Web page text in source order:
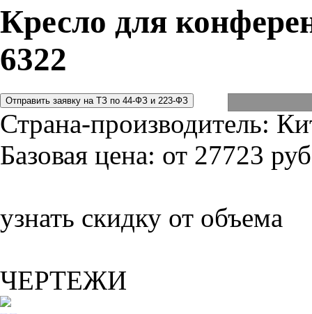
Кресло для
6322
Страна-производитель:
Базовая цена: от 27723
узнать скидку от объема
ЧЕРТЕЖИ